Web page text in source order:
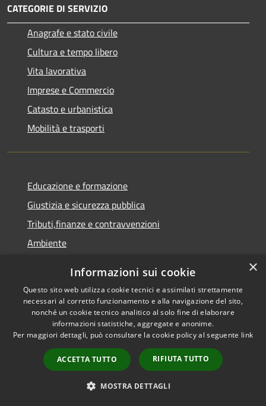
CATEGORIE DI SERVIZIO
Anagrafe e stato civile
Cultura e tempo libero
Vita lavorativa
Imprese e Commercio
Catasto e urbanistica
Mobilità e trasporti
Educazione e formazione
Giustizia e sicurezza pubblica
Tributi,finanze e contravvenzioni
Ambiente
Autorizzazioni
NOVITÀ
Notizie
Comunicati
×
Informazioni sui cookie
Questo sito web utilizza cookie tecnici e assimilati strettamente
necessari al corretto funzionamento e alla navigazione del sito,
nonché un cookie tecnico analitico al solo fine di elaborare
informazioni statistiche, aggregate e anonime.
Per maggiori dettagli, può consultare la cookie policy al seguente link
ACCETTA TUTTO RIFIUTA TUTTO
MOSTRA DETTAGLI